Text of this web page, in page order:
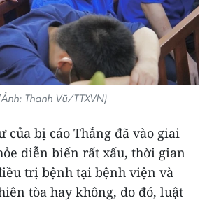
Thanh Vũ/TTXVN)
của bị cáo Thắng đã vào giai
diễn biến rất xấu, thời gian
trị bệnh tại bệnh viện và
tòa hay không, do đó, luật